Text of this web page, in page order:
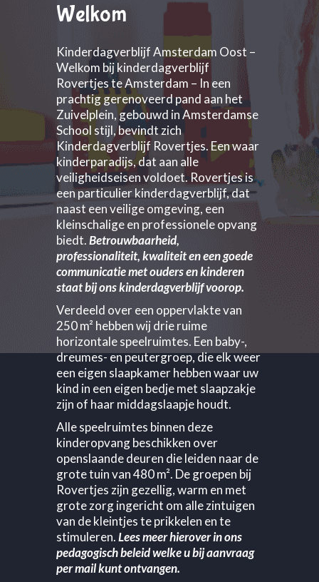
Welkom
Kinderdagverblijf Amsterdam Oost –
Welkom bij kinderdagverblijf
Rovertjes te Amsterdam – In een
prachtig gerenoveerd pand aan het
Zuivelplein, gebouwd in Amsterdamse
School stijl, bevindt zich
Kinderdagverblijf Rovertjes. Een waar
kinderparadijs, dat aan alle
veiligheidseisen voldoet. Rovertjes is
een particulier kinderdagverblijf, dat
naast een veilige omgeving, een
kleinschalige en professionele opvang
biedt.Betrouwbaarheid,
professionaliteit, kwaliteit en een goede
communicatie met ouders en kinderen
staat bij ons kinderdagverblijf voorop.
Verdeeld over een oppervlakte van
250 m² hebben wij drie ruime
horizontale speelruimtes. Een baby-,
dreumes- en peutergroep, die elk weer
een eigen slaapkamer hebben waar uw
kind in een eigen bedje met slaapzakje
zijn of haar middagslaapje houdt.
Alle speelruimtes binnen deze
kinderopvang beschikken over
openslaande deuren die leiden naar de
grote tuin van 480 m². De groepen bij
Rovertjes zijn gezellig, warm en met
grote zorg ingericht om alle zintuigen
van de kleintjes te prikkelen en te
stimuleren.Lees meer hierover in ons
pedagogisch beleid welke u bij aanvraag
per mail kunt ontvangen.